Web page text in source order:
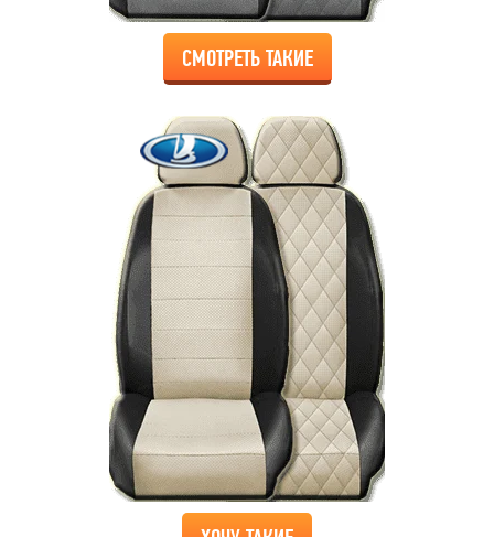
СМОТРЕТЬ ТАКИЕ